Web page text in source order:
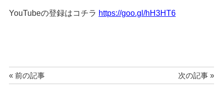
YouTubeの登録はコチラ https://goo.gl/hH3HT6
« 前の記事 次の記事 »